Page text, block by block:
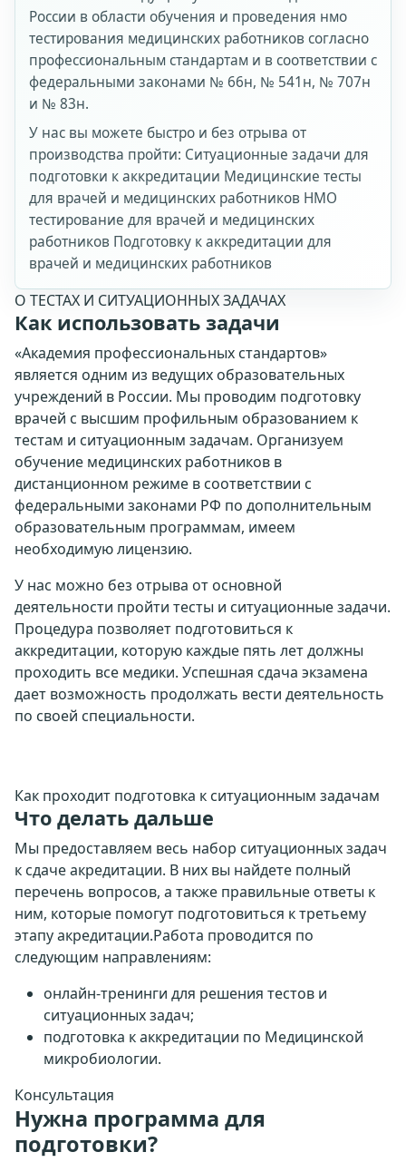
России в области обучения и проведения нмо
тестирования медицинских работников согласно
профессиональным стандартам и в соответствии с
федеральными законами № 66н, № 541н, № 707н
и № 83н.
У нас вы можете быстро и без отрыва от
производства пройти: Ситуационные задачи для
подготовки к аккредитации Медицинские тесты
для врачей и медицинских работников НМО
тестирование для врачей и медицинских
работников Подготовку к аккредитации для
врачей и медицинских работников
О ТЕСТАХ И СИТУАЦИОННЫХ ЗАДАЧАХ
Как использовать задачи
«Академия профессиональных стандартов»
является одним из ведущих образовательных
учреждений в России. Мы проводим подготовку
врачей с высшим профильным образованием к
тестам и ситуационным задачам. Организуем
обучение медицинских работников в
дистанционном режиме в соответствии с
федеральными законами РФ по дополнительным
образовательным программам, имеем
необходимую лицензию.
У нас можно без отрыва от основной
деятельности пройти тесты и ситуационные задачи.
Процедура позволяет подготовиться к
аккредитации, которую каждые пять лет должны
проходить все медики. Успешная сдача экзамена
дает возможность продолжать вести деятельность
по своей специальности.
Как проходит подготовка к ситуационным задачам
Что делать дальше
Мы предоставляем весь набор ситуационных задач
к сдаче акредитации. В них вы найдете полный
перечень вопросов, а также правильные ответы к
ним, которые помогут подготовиться к третьему
этапу акредитации.Работа проводится по
следующим направлениям:
онлайн-тренинги для решения тестов и
ситуационных задач;
подготовка к аккредитации по Медицинской
микробиологии.
Консультация
Нужна программа для
подготовки?